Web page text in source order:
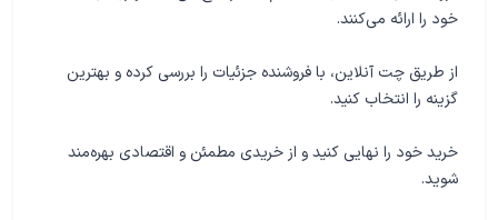
خود را ارائه می‌کنند.
از طریق چت آنلاین، با فروشنده جزئیات را بررسی کرده و بهترین
گزینه را انتخاب کنید.
خرید خود را نهایی کنید و از خریدی مطمئن و اقتصادی بهره‌مند
شوید.